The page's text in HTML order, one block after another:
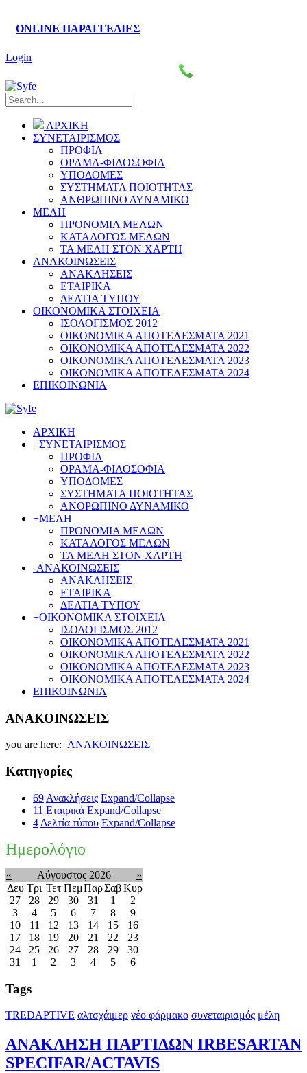
ONLINE ΠΑΡΑΓΓΕΛΙΕΣ
Login
ΑΡΧΙΚΗ
ΣΥΝΕΤΑΙΡΙΣΜΟΣ
ΠΡΟΦΙΛ
ΟΡΑΜΑ-ΦΙΛΟΣΟΦΙΑ
ΥΠΟΔΟΜΕΣ
ΣΥΣΤΗΜΑΤΑ ΠΟΙΟΤΗΤΑΣ
ΑΝΘΡΩΠΙΝΟ ΔΥΝΑΜΙΚΟ
ΜΕΛΗ
ΠΡΟΝΟΜΙΑ ΜΕΛΩΝ
ΚΑΤΑΛΟΓΟΣ ΜΕΛΩΝ
ΤΑ ΜΕΛΗ ΣΤΟΝ ΧΑΡΤΗ
ΑΝΑΚΟΙΝΩΣΕΙΣ
ΑΝΑΚΛΗΣΕΙΣ
ΕΤΑΙΡΙΚΑ
ΔΕΛΤΙΑ ΤΥΠΟΥ
ΟΙΚΟΝΟΜΙΚΑ ΣΤΟΙΧΕΙΑ
ΙΣΟΛΟΓΙΣΜΟΣ 2012
ΟΙΚΟΝΟΜΙΚΑ ΑΠΟΤΕΛΕΣΜΑΤΑ 2021
ΟΙΚΟΝΟΜΙΚΑ ΑΠΟΤΕΛΕΣΜΑΤΑ 2022
ΟΙΚΟΝΟΜΙΚΑ ΑΠΟΤΕΛΕΣΜΑΤΑ 2023
ΟΙΚΟΝΟΜΙΚΑ ΑΠΟΤΕΛΕΣΜΑΤΑ 2024
ΕΠΙΚΟΙΝΩΝΙΑ
ΑΡΧΙΚΗ
+ΣΥΝΕΤΑΙΡΙΣΜΟΣ
ΠΡΟΦΙΛ
ΟΡΑΜΑ-ΦΙΛΟΣΟΦΙΑ
ΥΠΟΔΟΜΕΣ
ΣΥΣΤΗΜΑΤΑ ΠΟΙΟΤΗΤΑΣ
ΑΝΘΡΩΠΙΝΟ ΔΥΝΑΜΙΚΟ
+ΜΕΛΗ
ΠΡΟΝΟΜΙΑ ΜΕΛΩΝ
ΚΑΤΑΛΟΓΟΣ ΜΕΛΩΝ
ΤΑ ΜΕΛΗ ΣΤΟΝ ΧΑΡΤΗ
-ΑΝΑΚΟΙΝΩΣΕΙΣ
ΑΝΑΚΛΗΣΕΙΣ
ΕΤΑΙΡΙΚΑ
ΔΕΛΤΙΑ ΤΥΠΟΥ
+ΟΙΚΟΝΟΜΙΚΑ ΣΤΟΙΧΕΙΑ
ΙΣΟΛΟΓΙΣΜΟΣ 2012
ΟΙΚΟΝΟΜΙΚΑ ΑΠΟΤΕΛΕΣΜΑΤΑ 2021
ΟΙΚΟΝΟΜΙΚΑ ΑΠΟΤΕΛΕΣΜΑΤΑ 2022
ΟΙΚΟΝΟΜΙΚΑ ΑΠΟΤΕΛΕΣΜΑΤΑ 2023
ΟΙΚΟΝΟΜΙΚΑ ΑΠΟΤΕΛΕΣΜΑΤΑ 2024
ΕΠΙΚΟΙΝΩΝΙΑ
ΑΝΑΚΟΙΝΩΣΕΙΣ
you are here: ΑΝΑΚΟΙΝΩΣΕΙΣ
Κατηγορίες
69 Ανακλήσεις Expand/Collapse
11 Εταιρικά Expand/Collapse
4 Δελτία τύπου Expand/Collapse
Ημερολόγιο
« Αύγουστος 2026
»
Δευ Τρι Τετ ΠεμΠαρΣαβΚυρ
27
28 29 30 31 1
2
3
4 5 6 7 8
9
10
11 12 13 14 15
16
17
18 19 20 21 22
23
24
25 26 27 28 29
30
31
1 2 3 4 5 6
Tags
TREDAPTIVE αλτσχάιμερ νέο φάρμακο συνεταιρισμός μέλη
ΑΝΑΚΛΗΣΗ ΠΑΡΤΙΔΩΝ IRBESARTAN
SPECIFAR/ACTAVIS